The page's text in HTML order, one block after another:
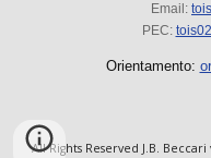
Email:
PEC:
Orientamento:
All Rights Reserved J.B.